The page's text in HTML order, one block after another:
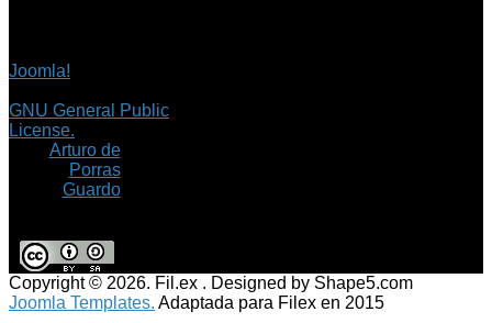
Joomla!
GNU General Public
License.
Arturo de
Porras
Guardo
Copyright © 2026. Fil.ex . Designed by Shape5.com
Joomla Templates. Adaptada para Filex en 2015